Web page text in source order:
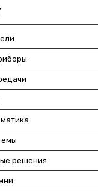
решения